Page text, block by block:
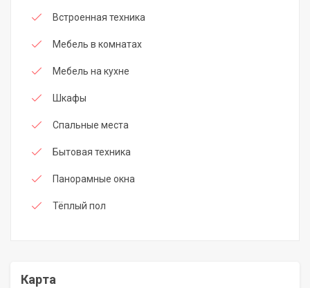
Встроенная техника
Мебель в комнатах
Мебель на кухне
Шкафы
Спальные места
Бытовая техника
Панорамные окна
Тёплый пол
Карта